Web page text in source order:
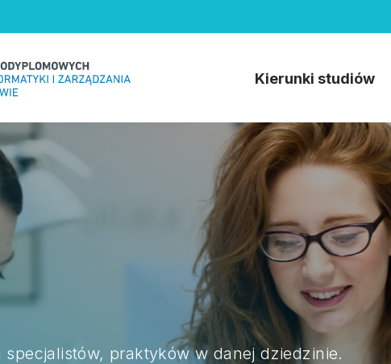
Kierunki studiów
praktyków w danej dziedzinie.